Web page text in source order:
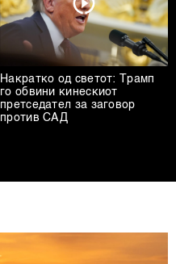
Накратко од светот: Трамп
го обвини кинескиот
претседател за заговор
против САД